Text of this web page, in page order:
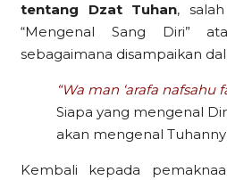
tentang Dzat Tuhan,
“Mengenal Sang Diri”
sebagaimana disampaikan
“Wa man ‘arafa nafsahu
Siapa yang mengenal
akan mengenal
Kembali kepada